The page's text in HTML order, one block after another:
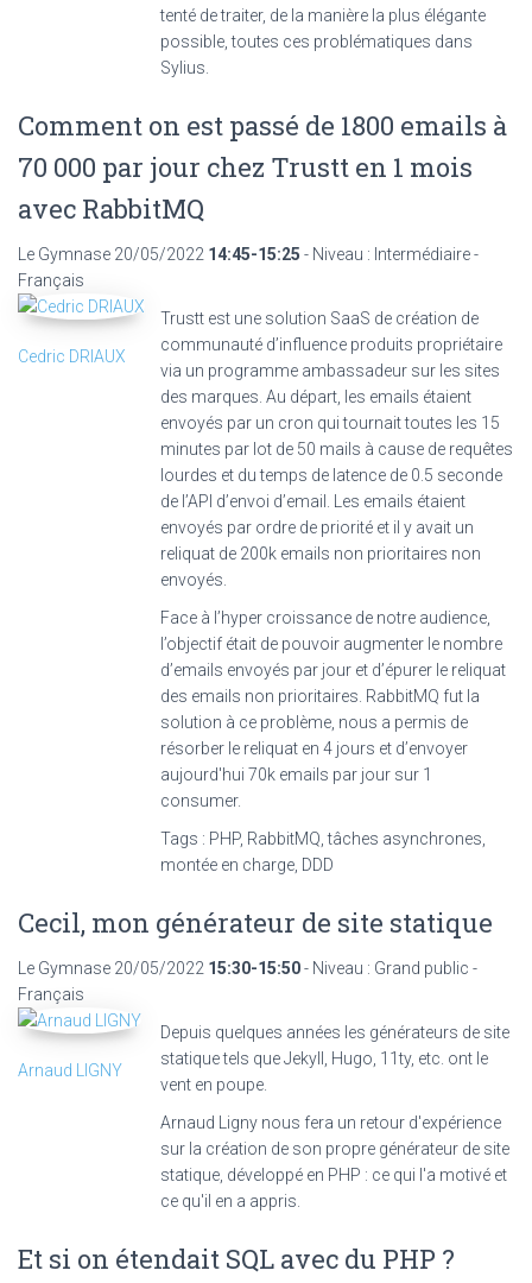
tenté de traiter, de la manière la plus élégante
possible, toutes ces problématiques dans
Sylius.
Comment on est passé de 1800 emails à
70 000 par jour chez Trustt en 1 mois
avec RabbitMQ
Le Gymnase 20/05/2022 14:45-15:25 - Niveau : Intermédiaire -
Français
Trustt est une solution SaaS de création de
communauté d’influence produits propriétaire
via un programme ambassadeur sur les sites
des marques. Au départ, les emails étaient
envoyés par un cron qui tournait toutes les 15
minutes par lot de 50 mails à cause de requêtes
lourdes et du temps de latence de 0.5 seconde
de l’API d’envoi d’email. Les emails étaient
envoyés par ordre de priorité et il y avait un
reliquat de 200k emails non prioritaires non
envoyés.
Face à l’hyper croissance de notre audience,
l’objectif était de pouvoir augmenter le nombre
d’emails envoyés par jour et d’épurer le reliquat
des emails non prioritaires. RabbitMQ fut la
solution à ce problème, nous a permis de
résorber le reliquat en 4 jours et d’envoyer
aujourd'hui 70k emails par jour sur 1
consumer.
Tags : PHP, RabbitMQ, tâches asynchrones,
montée en charge, DDD
Cedric DRIAUX
Cecil, mon générateur de site statique
Le Gymnase 20/05/2022 15:30-15:50- Niveau : Grand public -
Français
Depuis quelques années les générateurs de site
statique tels que Jekyll, Hugo, 11ty, etc. ont le
vent en poupe.
Arnaud Ligny nous fera un retour d'expérience
sur la création de son propre générateur de site
statique, développé en PHP : ce qui l'a motivé et
ce qu'il en a appris.
Arnaud LIGNY
Et si on étendait SQL avec du PHP ?